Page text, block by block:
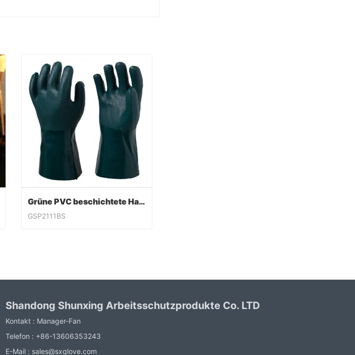
Grüne PVC beschichtete Handschuhe Sandy Finish
GSP2111BS
Shandong Shunxing Arbeitsschutzprodukte Co. LTD
Kontakt : Manager-Fan
Telefon : +86-13606353243
E-Mail : sales@sxglove.com